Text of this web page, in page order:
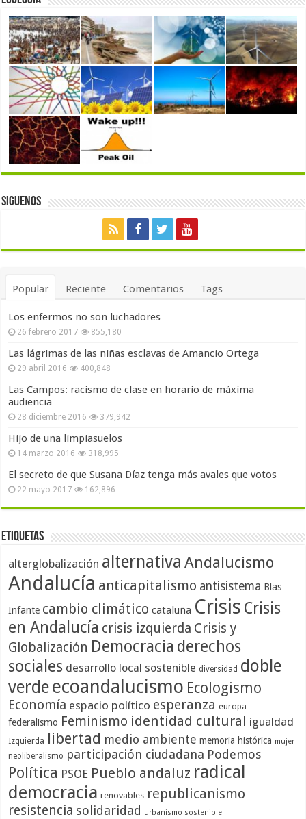
Siguenos
Popular Reciente Comentarios Tags
Los enfermos no son luchadores
26 febrero 2017 855,180
Las lágrimas de las niñas esclavas de Amancio Ortega
29 abril 2016 400,848
Las Campos: racismo de clase en horario de máxima
audiencia
28 diciembre 2016 379,942
Hijo de una limpiasuelos
14 marzo 2016 318,995
El secreto de que Susana Díaz tenga más avales que votos
22 mayo 2017 162,896
Etiquetas
alterglobalización alternativa Andalucismo
Andalucía anticapitalismo antisistema Blas
Infante cambio climático cataluña Crisis Crisis
en Andalucía crisis izquierda Crisis y
Globalización Democracia derechos
sociales desarrollo local sostenible diversidad doble
verdeecoandalucismo Ecologismo
Economía espacio político esperanza europa
federalismo Feminismo identidad cultural igualdad
Izquierda libertad medio ambiente memoria histórica mujer
neoliberalismo participación ciudadana Podemos
Política PSOE Pueblo andaluz radical
democracia renovables republicanismo
resistencia solidaridad urbanismo sostenible